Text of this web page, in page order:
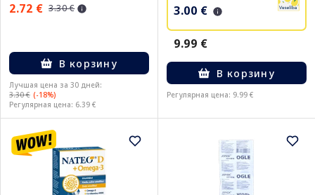
2.72 € 3.30 €
В корзину
Лучшая цена за 30 дней:
3.30 € (-18%)
Регулярная цена: 6.39 €
3.00 €
9.99 €
В корзину
Регулярная цена: 9.99 €